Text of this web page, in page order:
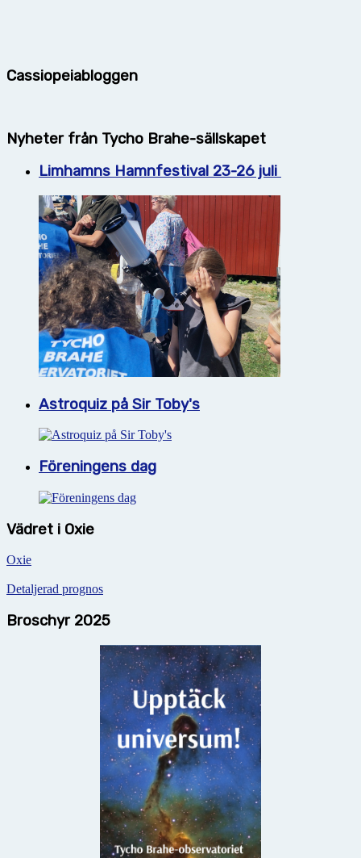
Cassiopeiabloggen
Nyheter från Tycho Brahe-sällskapet
Limhamns Hamnfestival 23-26 juli
Astroquiz på Sir Toby's
Föreningens dag
Vädret i Oxie
Oxie
Detaljerad prognos
Broschyr 2025